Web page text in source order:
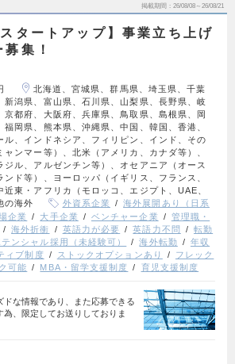
掲載期間 26/08/08～26/08/21
タートアップ】事業立ち上げ
集！
北海道、宮城県、群馬県、埼玉県、千葉
新潟県、富山県、石川県、山梨県、長野県、岐
京都府、大阪府、兵庫県、鳥取県、島根県、岡
福岡県、熊本県、沖縄県、中国、韓国、香港、
ル、インドネシア、フィリピン、インド、その
ンマー等）、北米（アメリカ、カナダ等）、
ジル、アルゼンチン等）、オセアニア（オース
ンド等）、ヨーロッパ（イギリス、フランス、
近東・アフリカ（モロッコ、エジプト、UAE、
の海外
外資系企業
海外展開あり（日系
場企業 大手企業 ベンチャー企業
管理職・
海外折衝 英語力が必要 英語力不問
転勤
テンシャル採用（未経験可） 海外転勤
年収
ィブ制度 ストックオプションあり
フレック
可能 MBA・留学支援制度 育児支援制度
な情報であり、また応募できる
、限定してお送りしておりま